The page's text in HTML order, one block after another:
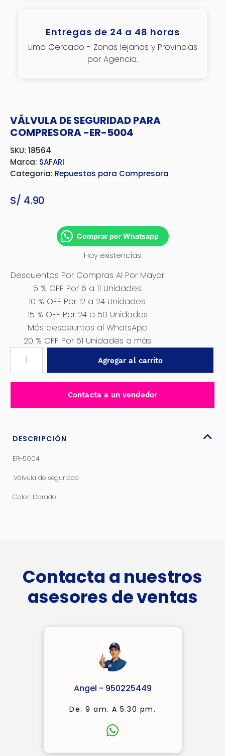
Entregas de 24 a 48 horas
Lima Cercado - Zonas lejanas y Provincias
por Agencia.
VÁLVULA DE SEGURIDAD PARA
COMPRESORA -ER-5004
SKU: 18564
Marca: SAFARI
Categoria: Repuestos para Compresora
S/ 4.90
Comprar por Whatsapp
Hay existencias
Descuentos Por Compras Al Por Mayor
5 % OFF Por 6 a 11 Unidades.
10 % OFF Por 12 a 24 Unidades.
15 % OFF Por 24 a 50 Unidades
Más desceuntos al WhatsApp
20 % OFF Por 51 Unidades a más
SEGURIDAD
5004
Agregar al carrito
Contacta a un vendedor
DESCRIPCIÓN
ER-5004
.Válvula de seguridad
Color: Dorado
Contacta a nuestros
asesores de ventas
Angel - 950225449
De: 9 am. A 5.30 pm.